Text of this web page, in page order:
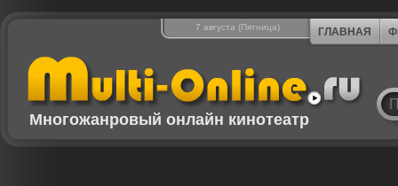
7 августа (Пятница) ГЛАВНАЯ
Многожанровый онлайн кинотеатр